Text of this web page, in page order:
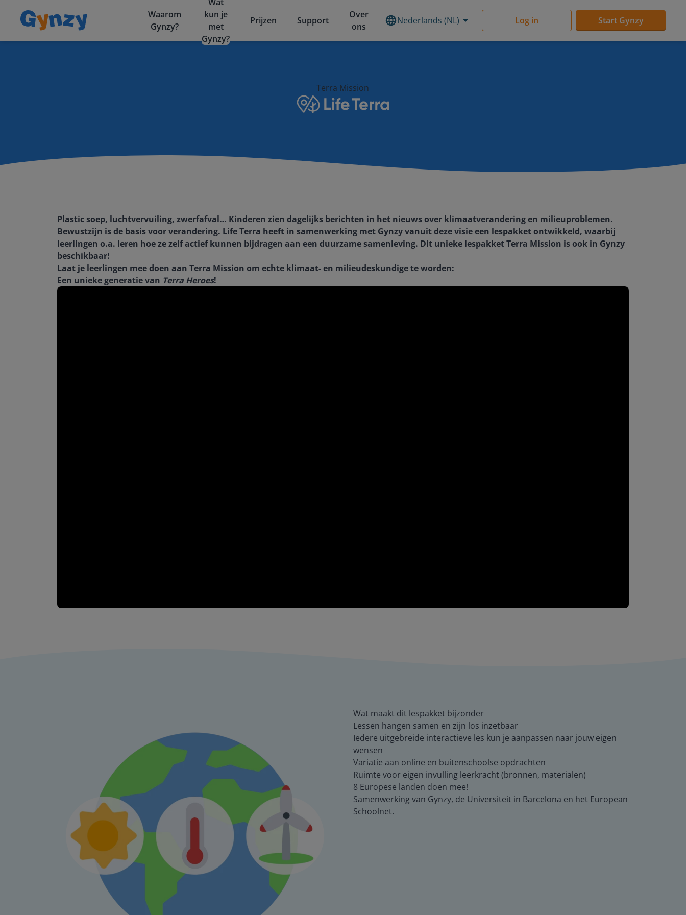
Waarom
Gynzy?
kun je
met
Gynzy?
Prijzen Support
Over
ons
Nederlands (NL) Log in Start Gynzy
Terra Mission
Plastic soep, luchtvervuiling, zwerfafval… Kinderen zien dagelijks berichten in het nieuws over klimaatverandering en milieuproblemen.
Bewustzijn is de basis voor verandering. Life Terra heeft in samenwerking met Gynzy vanuit deze visie een lespakket ontwikkeld, waarbij
leerlingen o.a. leren hoe ze zelf actief kunnen bijdragen aan een duurzame samenleving. Dit unieke lespakket Terra Mission is ook in Gynzy
beschikbaar!
Laat je leerlingen mee doen aan Terra Mission om echte klimaat- en milieudeskundige te worden:
Een unieke generatie van Terra Heroes!
Wat maakt dit lespakket bijzonder
Lessen hangen samen en zijn los inzetbaar
Iedere uitgebreide interactieve les kun je aanpassen naar jouw eigen
wensen
Variatie aan online en buitenschoolse opdrachten
Ruimte voor eigen invulling leerkracht (bronnen, materialen)
8 Europese landen doen mee!
Samenwerking van Gynzy, de Universiteit in Barcelona en het European
Schoolnet.